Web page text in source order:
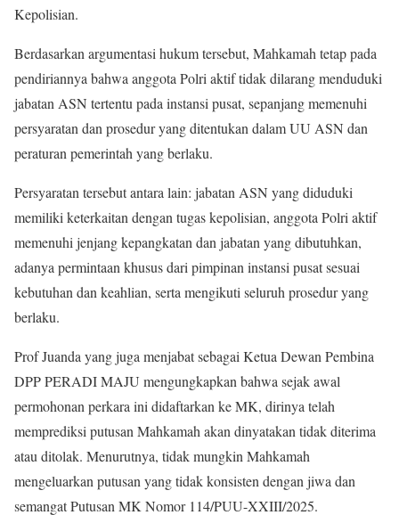
Kepolisian.
Berdasarkan argumentasi hukum tersebut, Mahkamah tetap pada
pendiriannya bahwa anggota Polri aktif tidak dilarang menduduki
jabatan ASN tertentu pada instansi pusat, sepanjang memenuhi
persyaratan dan prosedur yang ditentukan dalam UU ASN dan
peraturan pemerintah yang berlaku.
Persyaratan tersebut antara lain: jabatan ASN yang diduduki
memiliki keterkaitan dengan tugas kepolisian, anggota Polri aktif
memenuhi jenjang kepangkatan dan jabatan yang dibutuhkan,
adanya permintaan khusus dari pimpinan instansi pusat sesuai
kebutuhan dan keahlian, serta mengikuti seluruh prosedur yang
berlaku.
Prof Juanda yang juga menjabat sebagai Ketua Dewan Pembina
DPP PERADI MAJU mengungkapkan bahwa sejak awal
permohonan perkara ini didaftarkan ke MK, dirinya telah
memprediksi putusan Mahkamah akan dinyatakan tidak diterima
atau ditolak. Menurutnya, tidak mungkin Mahkamah
mengeluarkan putusan yang tidak konsisten dengan jiwa dan
semangat Putusan MK Nomor 114/PUU-XXIII/2025.